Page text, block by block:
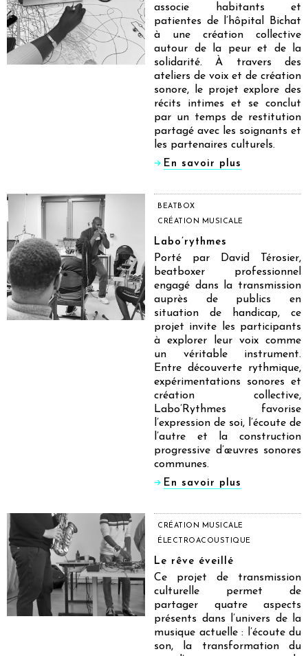
associe habitants et
patientes de l’hôpital Bichat
à une création collective
autour de la peur et de la
solidarité. À travers des
ateliers de voix et de création
sonore, le projet explore des
récits intimes et se conclut
par un temps de restitution
partagé avec les soignants et
les partenaires culturels.
En savoir plus
BEATBOX
CRÉATION MUSICALE
Labo’rythmes
Porté par David Térosier,
beatboxer professionnel
engagé dans la transmission
auprès de publics en
situation de handicap, ce
projet invite les participants
à explorer leur voix comme
un véritable instrument.
Entre découverte rythmique,
expérimentations sonores et
création collective,
Labo’Rythmes favorise
l’expression de soi, l’écoute de
l’autre et la construction
progressive d’œuvres sonores
communes.
En savoir plus
CRÉATION MUSICALE
ÉLECTROACOUSTIQUE
Le rêve éveillé
Ce projet de transmission
culturelle permet de
partager quatre aspects
présents dans l’univers de la
musique actuelle : l’écoute du
son, la transformation du